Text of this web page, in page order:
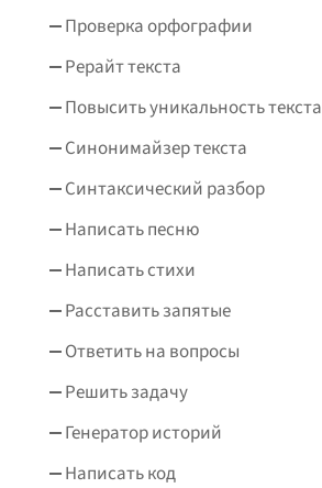
Проверка орфографии
Рерайт текста
Повысить уникальность текста
Синонимайзер текста
Синтаксический разбор
Написать песню
Написать стихи
Расставить запятые
Ответить на вопросы
Решить задачу
Генератор историй
Написать код